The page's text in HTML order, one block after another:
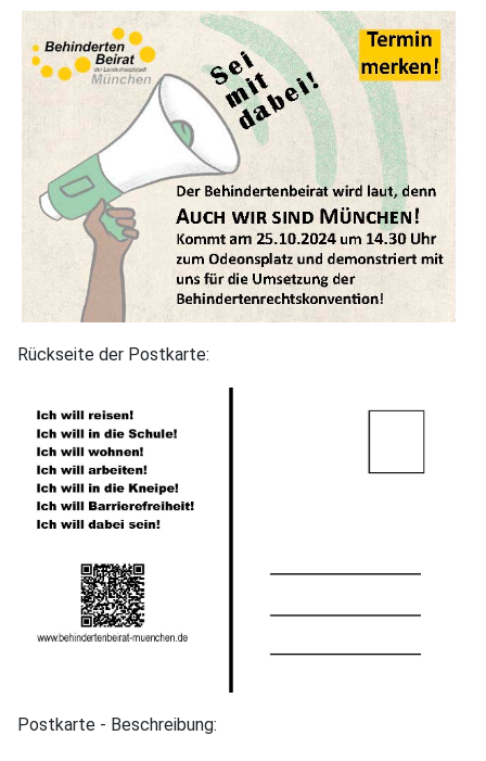
Rückseite der Postkarte:
Postkarte - Beschreibung: